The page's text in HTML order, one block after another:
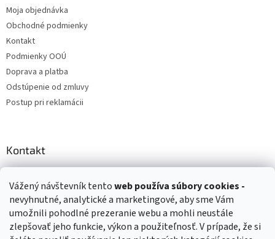
Vážený návštevník tentoweb používasúbory cookies -
nevyhnutné, analytické a marketingové, aby sme Vám
umožnili pohodlné prezeranie webu a mohli neustále
zlepšovať jeho funkcie, výkon a použiteľnosť. V prípade, že si
Moja objednávka
Obchodné podmienky
Kontakt
Podmienky OOÚ
Doprava a platba
Odstúpenie od zmluvy
Postup pri reklamácii
Kontakt
+421 903 144 673